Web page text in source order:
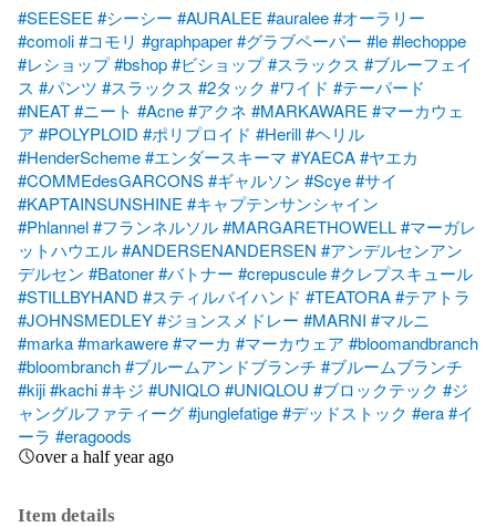
#SEESEE #シーシー #AURALEE #auralee#オーラリー
#comoli#コモリ #graphpaper#グラブペーパー #le#lechoppe
#レショップ#bshop#ビショップ#スラックス #ブルーフェイ
ス #パンツ #スラックス #2タック #ワイド #テーパード
#NEAT#ニート #Acne#アクネ #MARKAWARE #マーカウェ
ア #POLYPLOID #︎ポリプロイド #Herill#ヘリル
#HenderScheme#エンダースキーマ #YAECA#ヤエカ
#COMMEdesGARCONS#ギャルソン #Scye#サイ
#KAPTAINSUNSHINE #キャプテンサンシャイン
#Phlannel#フランネルソル#MARGARETHOWELL#マーガレ
ットハウエル#ANDERSENANDERSEN #アンデルセンアン
デルセン #Batoner#バトナー #crepuscule#クレプスキュール
#STILLBYHAND #スティルバイハンド #TEATORA#テアトラ
#JOHNSMEDLEY#ジョンスメドレー #MARNI #マルニ
#marka#markawere#マーカ #マーカウェア #bloomandbranch
#bloombranch#ブルームアンドブランチ #ブルームブランチ
#kiji#kachi#キジ #UNIQLO #UNIQLOU #ブロックテック #ジ
ャングルファティーグ#junglefatige#デッドストック #era#イ
ーラ #eragoods
over a half year ago
Item details